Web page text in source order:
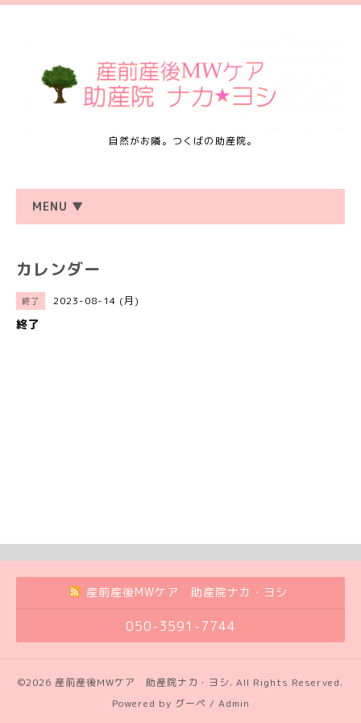
自然がお隣。つくばの助産院。
MENU ▼
カレンダー
終了 2023-08-14 (月)
終了
産前産後MWケア 助産院ナカ・ヨシ
050-3591-7744
©2026 産前産後MWケア 助産院ナカ・ヨシ. All Rights Reserved.
Powered by グーペ / Admin